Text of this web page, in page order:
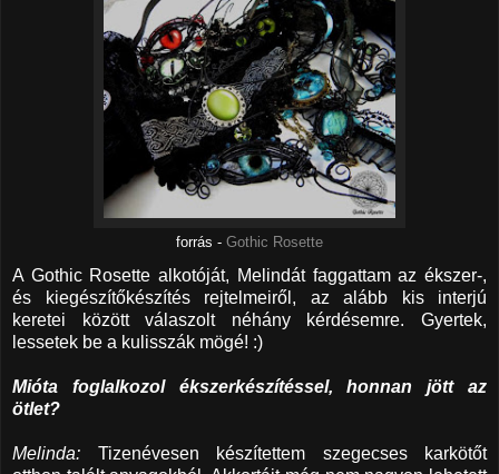
forrás - Gothic Rosette
A Gothic Rosette alkotóját, Melindát faggattam az ékszer-,
és kiegészítőkészítés rejtelmeiről, az alább kis interjú
keretei között válaszolt néhány kérdésemre. Gyertek,
lessetek be a kulisszák mögé! :)
Mióta foglalkozol ékszerkészítéssel, honnan jött az
ötlet?
Melinda: Tizenévesen készítettem szegecses karkötőt